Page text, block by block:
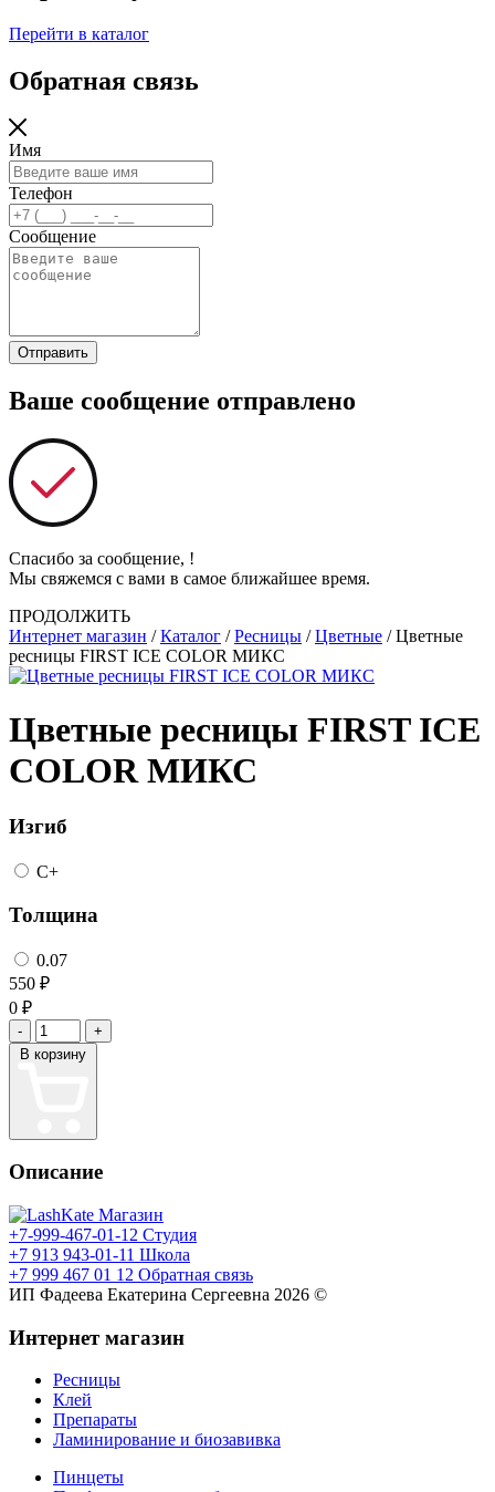
Перейти в каталог
Обратная связь
Имя
Телефон
Сообщение
Отправить
Ваше сообщение отправлено
Спасибо за сообщение, !
Мы свяжемся с вами в самое ближайшее время.
ПРОДОЛЖИТЬ
Интернет магазин /Каталог /Ресницы /Цветные /Цветные
ресницы FIRST ICE COLOR МИКС
Цветные ресницы FIRST ICE
COLOR МИКС
Изгиб
C+
Толщина
0.07
550 ₽
0 ₽
-
+
В корзину
Описание
Магазин
+7-999-467-01-12 Студия
+7 913 943-01-11 Школа
+7 999 467 01 12 Обратная связь
ИП Фадеева Екатерина Сергеевна 2026 ©
Интернет магазин
Ресницы
Клей
Препараты
Ламинирование и биозавивка
Пинцеты